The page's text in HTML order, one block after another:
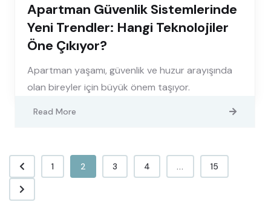
Apartman Güvenlik Sistemlerinde
Yeni Trendler: Hangi Teknolojiler
Öne Çıkıyor?
Apartman yaşamı, güvenlik ve huzur arayışında
olan bireyler için büyük önem taşıyor.
Read More
1 2 3 4 ... 15